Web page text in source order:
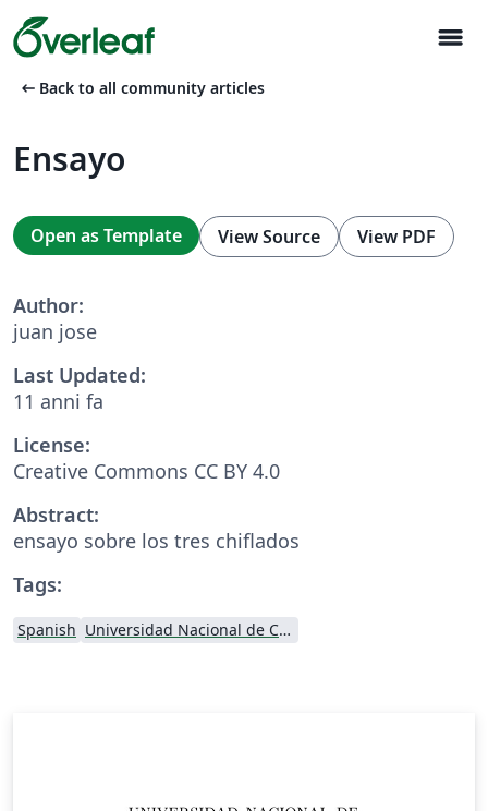
menu
arrow_left_alt Back to all community articles
Ensayo
Open as Template View Source View PDF
Author:
juan jose
Last Updated:
11 anni fa
License:
Creative Commons CC BY 4.0
Abstract:
ensayo sobre los tres chiflados
Tags:
Spanish Universidad Nacional de Colombia (UNAL)